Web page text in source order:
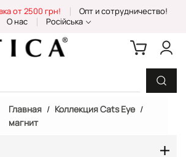
от 2500 грн!
Опт и сотрудничество!
О нас
Російська
Главная
Коллекция Cats Eye
магнит